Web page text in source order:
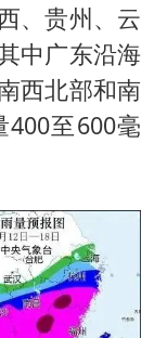
、贵州、云
中广东沿海
西北部和南
至600毫